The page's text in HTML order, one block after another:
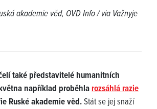
akademie věd, OVD Info / via Važnyje
také představitelé humanitních
například proběhlarozsáhlá razie
Ruské akademie věd.Stát se jej snaží